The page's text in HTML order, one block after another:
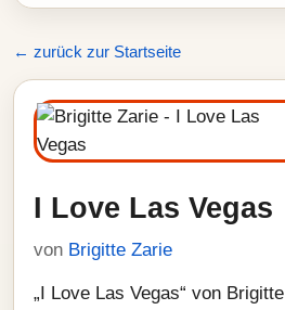
← zurück zur Startseite
I Love Las Vegas
von Brigitte Zarie
„I Love Las Vegas“ von